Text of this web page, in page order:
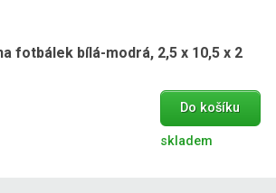
fotbálek bílá-modrá, 2,5 x 10,5 x 2
Do košíku
skladem